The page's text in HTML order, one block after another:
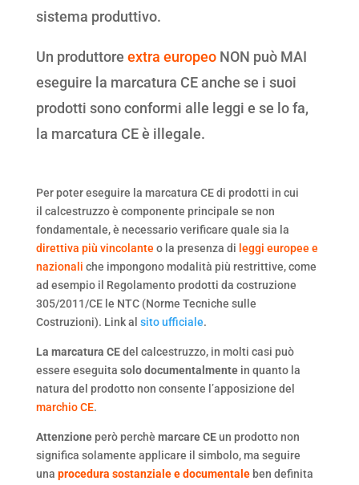
sistema produttivo.
Un produttore extra europeoNON può MAI
eseguire la marcatura CE anche se i suoi
prodotti sono conformi alle leggi e se lo fa,
la marcatura CE è illegale.
Per poter eseguire la marcatura CE di prodotti in cui
il calcestruzzo è componente principale se non
fondamentale, è necessario verificare quale sia la
direttiva più vincolante o la presenza di leggi europee e
nazionali che impongono modalità più restrittive, come
ad esempio il Regolamento prodotti da costruzione
305/2011/CE le NTC (Norme Tecniche sulle
Costruzioni). Link al sito ufficiale.
La marcatura CEdel calcestruzzo, in molti casi può
essere eseguita solo documentalmentein quanto la
natura del prodotto non consente l’apposizione del
marchio CE.
Attenzioneperò perchè marcare CEun prodotto non
significa solamente applicare il simbolo, ma seguire
una procedura sostanziale e documentaleben definita